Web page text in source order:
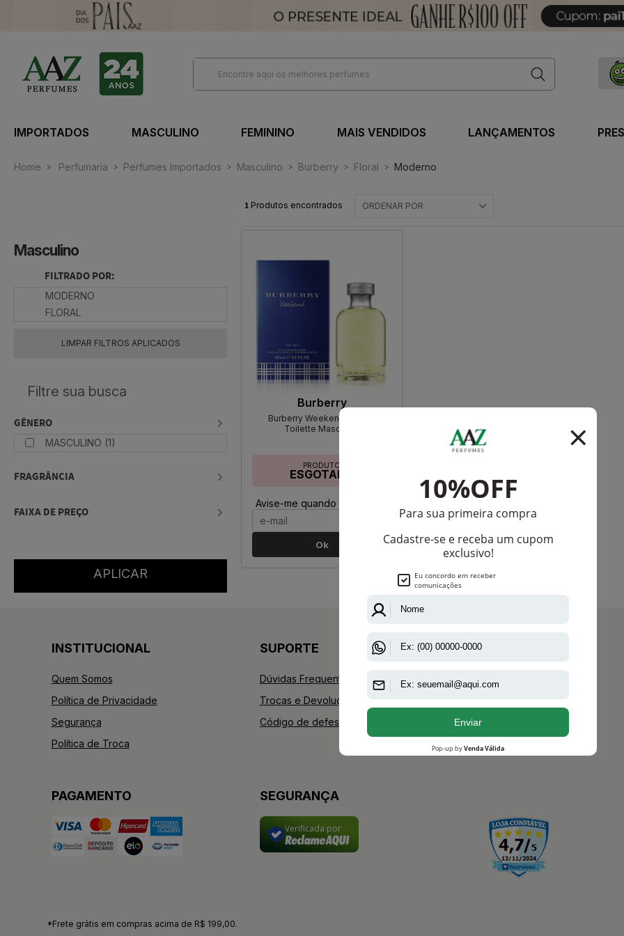
IMPORTADOS MASCULINO FEMININO MAIS VENDIDOS LANÇAMENTOS
Home Perfumaria Perfumes Importados Masculino Burberry Floral Moderno
Masculino
FILTRADO POR:
MODERNO
FLORAL
LIMPAR FILTROS APLICADOS
GÊNERO
MASCULINO (1)
FRAGRÂNCIA
FAIXA DE PREÇO
ORDENAR POR
1 Produtos encontrados
Burberry
Burberry Weekend Eau De
Toilette Masculino
PRODUTO
ESGOTADO
Avise-me quando disponível:
Ok
INSTITUCIONAL
Quem Somos
Política de Privacidade
Segurança
Política de Troca
SUPORTE
Dúvidas Frequentes
Trocas e Devoluções
Código de defesa do consumidor
+AAZ PERFUMES
Blog
Instagram
Facebook
PAGAMENTO SEGURANÇA
Verificada por
*Frete grátis em compras acima de R$ 199,00.